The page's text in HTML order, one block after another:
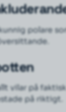
polare
vilar på
på riktigt.